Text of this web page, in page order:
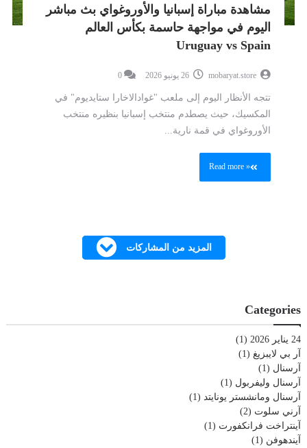
مشاهدة مباراة إسبانيا والأوروغواي بث مباشر
اليوم في مواجهة حاسمة بكأس العالم
Uruguay vs Spain
mobaryat.store
0
تتجه الأنظار اليوم إلى ملعب "غوادالاخارا ستايديوم" في
المكسيك، حيث يصطدم منتخب إسبانيا بنظيره منتخب
الأوروغواي في قمة نارية...
Read more »
المزيد من المشاركات
Categories
24 يناير 2026
(1)
آر بي لايبزيغ (1)
آرسنال (1)
آرسنال وليفربول (1)
آرسنال ومانشستر يونايتد (1)
آرني سلوت (2)
آينتراخت فرانكفورت (1)
آيندهوفن (1)